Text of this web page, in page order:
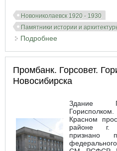
Новониколаевск 1920 - 1930
Памятники истории и
Подробнее
Промбанк. Горсовет.
Новосибирска
Здание
Красном
районе г.
признано